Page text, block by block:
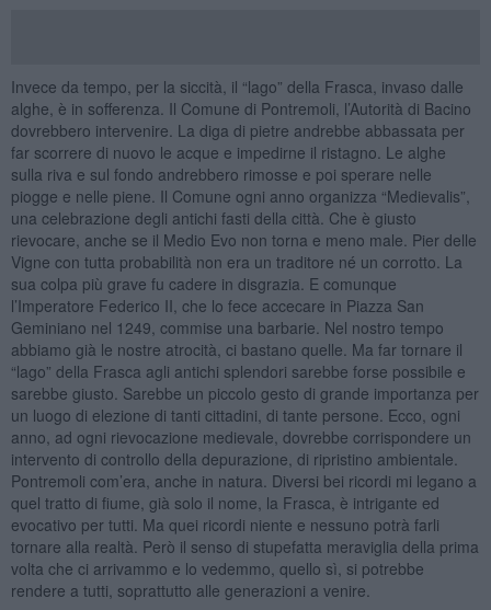
Invece da tempo, per la siccità, il “lago” della Frasca, invaso dalle
alghe, è in sofferenza. Il Comune di Pontremoli, l’Autorità di Bacino
dovrebbero intervenire. La diga di pietre andrebbe abbassata per
far scorrere di nuovo le acque e impedirne il ristagno. Le alghe
sulla riva e sul fondo andrebbero rimosse e poi sperare nelle
piogge e nelle piene. Il Comune ogni anno organizza “Medievalis”,
una celebrazione degli antichi fasti della città. Che è giusto
rievocare, anche se il Medio Evo non torna e meno male. Pier delle
Vigne con tutta probabilità non era un traditore né un corrotto. La
sua colpa più grave fu cadere in disgrazia. E comunque
l’Imperatore Federico II, che lo fece accecare in Piazza San
Geminiano nel 1249, commise una barbarie. Nel nostro tempo
abbiamo già le nostre atrocità, ci bastano quelle. Ma far tornare il
“lago” della Frasca agli antichi splendori sarebbe forse possibile e
sarebbe giusto. Sarebbe un piccolo gesto di grande importanza per
un luogo di elezione di tanti cittadini, di tante persone. Ecco, ogni
anno, ad ogni rievocazione medievale, dovrebbe corrispondere un
intervento di controllo della depurazione, di ripristino ambientale.
Pontremoli com’era, anche in natura. Diversi bei ricordi mi legano a
quel tratto di fiume, già solo il nome, la Frasca, è intrigante ed
evocativo per tutti. Ma quei ricordi niente e nessuno potrà farli
tornare alla realtà. Però il senso di stupefatta meraviglia della prima
volta che ci arrivammo e lo vedemmo, quello sì, si potrebbe
rendere a tutti, soprattutto alle generazioni a venire.